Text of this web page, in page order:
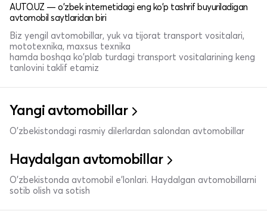
AUTO.UZ — o'zbek internetidagi eng ko'p tashrif buyuriladigan
avtomobil saytlaridan biri
Biz yengil avtomobillar, yuk va tijorat transport vositalari,
mototexnika, maxsus texnika
hamda boshqa ko'plab turdagi transport vositalarining keng
tanlovini taklif etamiz
Yangi avtomobillar
O'zbekistondagi rasmiy dilerlardan salondan avtomobillar
Haydalgan avtomobillar
O'zbekistonda avtomobil e’lonlari. Haydalgan avtomobillarni
sotib olish va sotish